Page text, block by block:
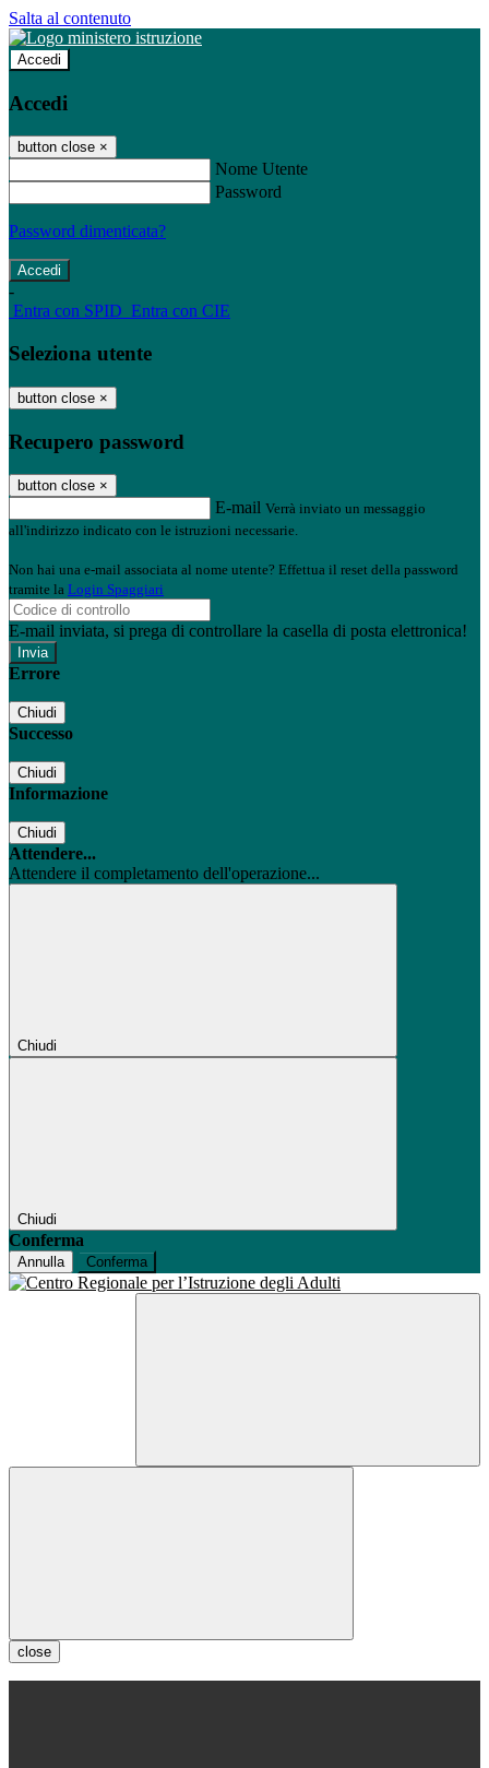
Salta al contenuto
Accedi
Accedi
button close ×
Nome Utente
Password
Password dimenticata?
-
Entra con SPID Entra con CIE
Seleziona utente
button close ×
Recupero password
button close ×
E-mail Verrà inviato un messaggio
all'indirizzo indicato con le istruzioni necessarie.
Non hai una e-mail associata al nome utente? Effettua il reset della password
tramite la Login Spaggiari
E-mail inviata, si prega di controllare la casella di posta elettronica!
Errore
Chiudi
Successo
Chiudi
Informazione
Chiudi
Attendere...
Attendere il completamento dell'operazione...
Chiudi
Chiudi
Conferma
Annulla Conferma
close